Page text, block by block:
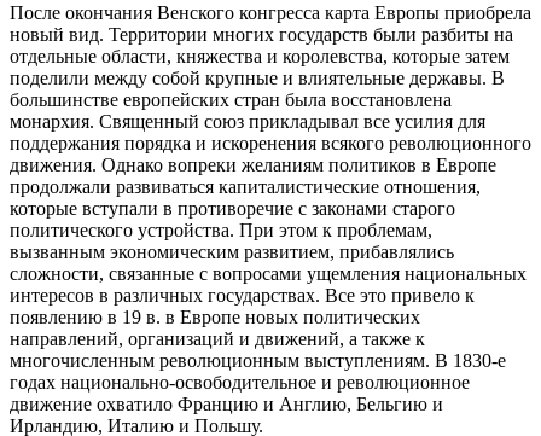
После окончания Венского конгресса карта Европы приобрела
новый вид. Территории многих государств были разбиты на
отдельные области, княжества и королевства, которые затем
поделили между собой крупные и влиятельные державы. В
большинстве европейских стран была восстановлена
монархия. Священный союз прикладывал все усилия для
поддержания порядка и искоренения всякого революционного
движения. Однако вопреки желаниям политиков в Европе
продолжали развиваться капиталистические отношения,
которые вступали в противоречие с законами старого
политического устройства. При этом к проблемам,
вызванным экономическим развитием, прибавлялись
сложности, связанные с вопросами ущемления национальных
интересов в различных государствах. Все это привело к
появлению в 19 в. в Европе новых политических
направлений, организаций и движений, а также к
многочисленным революционным выступлениям. В 1830-е
годах национально-освободительное и революционное
движение охватило Францию и Англию, Бельгию и
Ирландию, Италию и Польшу.